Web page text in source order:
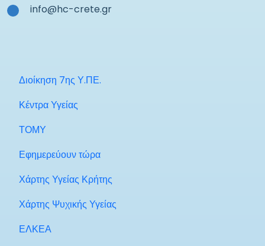
info@hc-crete.gr
Διοίκηση 7ης Υ.ΠΕ.
Κέντρα Υγείας
ΤΟΜΥ
Εφημερεύουν τώρα
Χάρτης Υγείας Κρήτης
Χάρτης Ψυχικής Υγείας
ΕΛΚΕΑ